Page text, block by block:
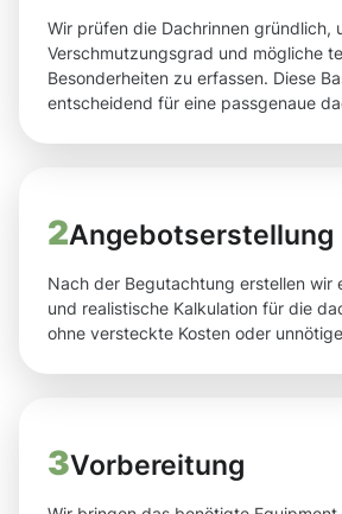
Wir prüfen die Dachrinnen gründlich,
Verschmutzungsgrad und mögliche
Besonderheiten zu erfassen. Diese
entscheidend für eine passgenaue
2Angebotserstellung
Nach der Begutachtung erstellen wir
und realistische Kalkulation für die
ohne versteckte Kosten oder
3Vorbereitung